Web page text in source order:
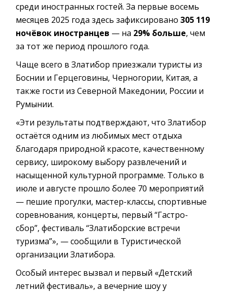
среди иностранных гостей. За первые восемь
месяцев 2025 года здесь зафиксировано305 119
ночёвок иностранцев — на 29% больше, чем
за тот же период прошлого года.
Чаще всего в Златибор приезжали туристы из
Боснии и Герцеговины, Черногории, Китая, а
также гости из Северной Македонии, России и
Румынии.
«Эти результаты подтверждают, что Златибор
остаётся одним из любимых мест отдыха
благодаря природной красоте, качественному
сервису, широкому выбору развлечений и
насыщенной культурной программе. Только в
июле и августе прошло более 70 мероприятий
— пешие прогулки, мастер-классы, спортивные
соревнования, концерты, первый “Гастро-
сбор”, фестиваль “Златиборские встречи
туризма”», — сообщили в Туристической
организации Златибора.
Особый интерес вызвал и первый «Детский
летний фестиваль», а вечерние шоу у